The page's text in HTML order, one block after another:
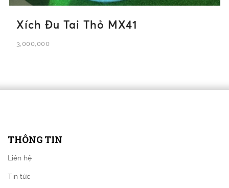
Xích Đu Tai Thỏ MX41
3,000,000
THÔNG TIN
Liên hệ
Tin tức